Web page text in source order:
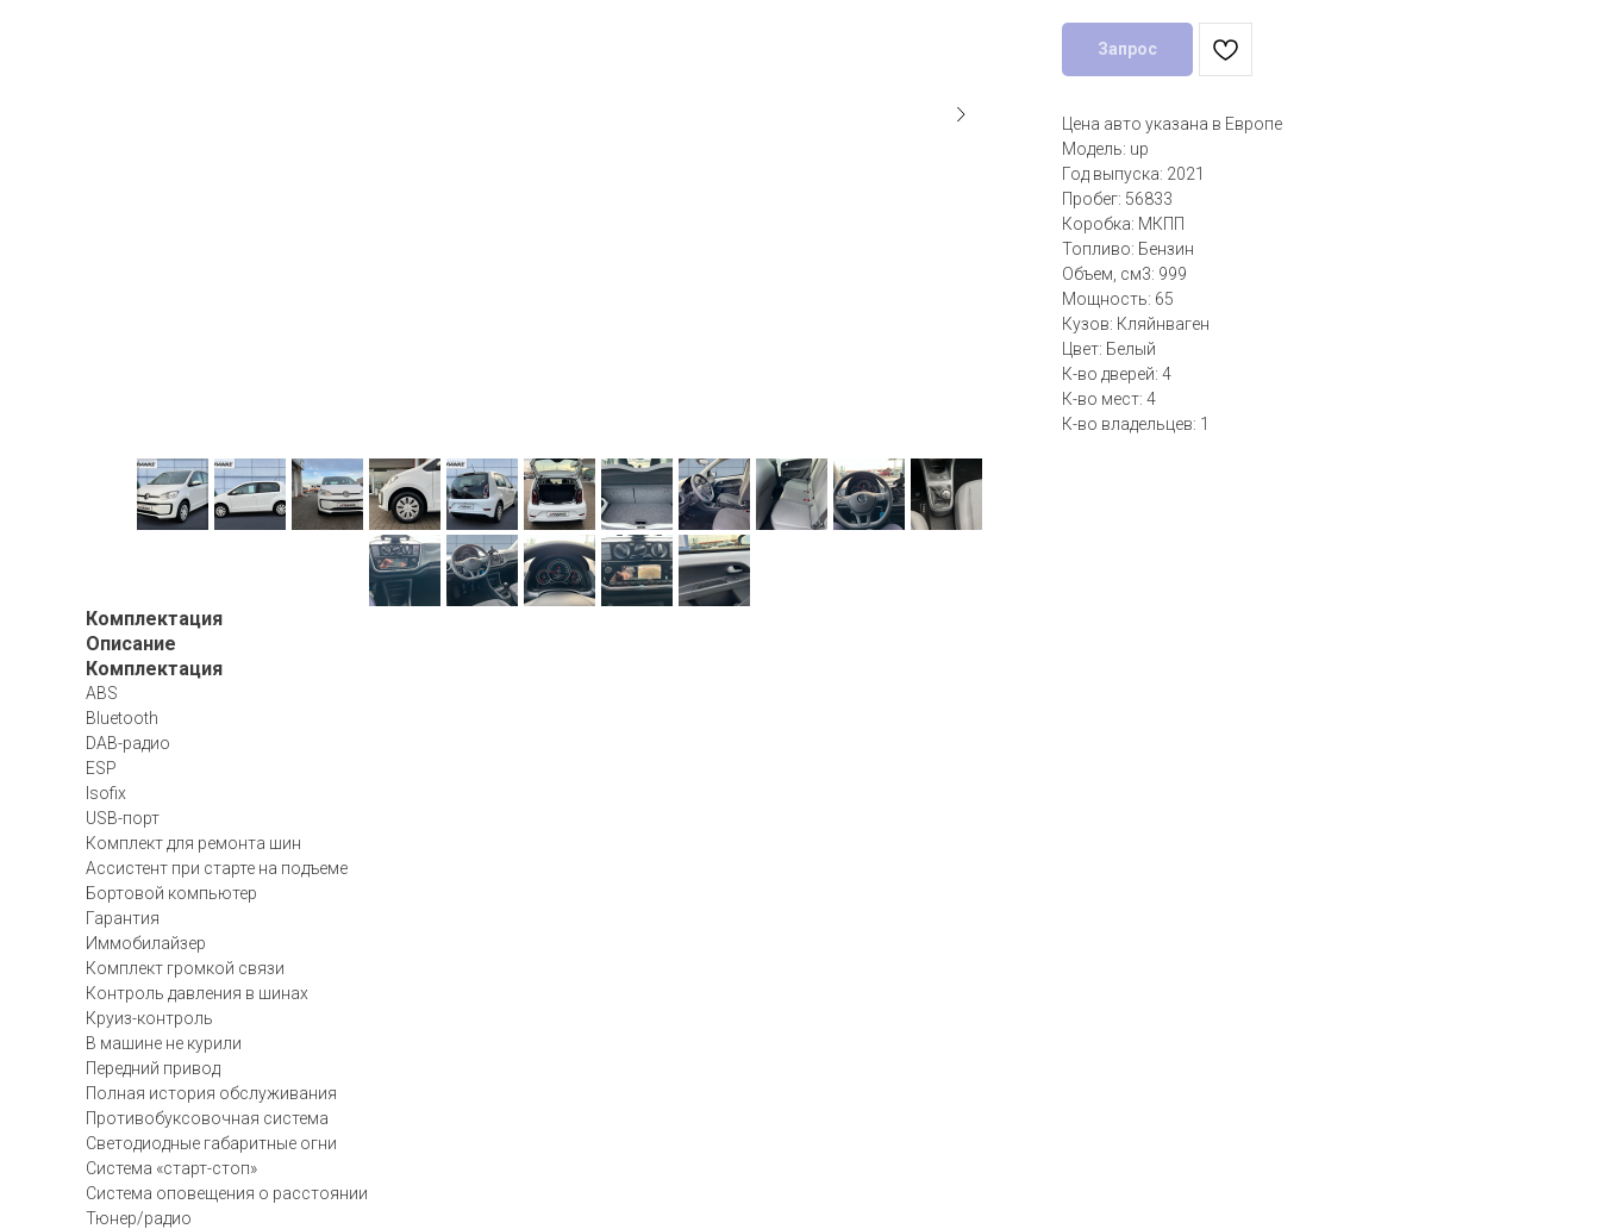
Запрос
Цена авто указана в Европе
Модель: up
Год выпуска: 2021
Пробег: 56833
Коробка: МКПП
Топливо: Бензин
Объем, см3: 999
Мощность: 65
Кузов: Кляйнваген
Цвет: Белый
К-во дверей: 4
К-во мест: 4
К-во владельцев: 1
Комплектация
Описание
Комплектация
ABS
Bluetooth
DAB-радио
ESP
Isofix
USB-порт
Комплект для ремонта шин
Ассистент при старте на подъеме
Бортовой компьютер
Гарантия
Иммобилайзер
Комплект громкой связи
Контроль давления в шинах
Круиз-контроль
В машине не курили
Передний привод
Полная история обслуживания
Противобуксовочная система
Светодиодные габаритные огни
Система «старт-стоп»
Система оповещения о расстоянии
Тюнер/радио